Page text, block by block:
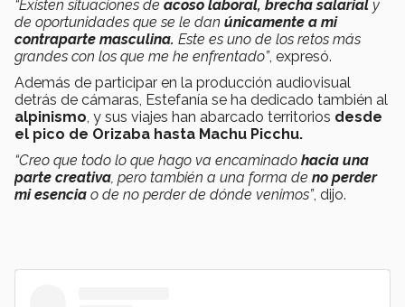
“Existen situaciones de acoso laboral, brecha salarial y
de oportunidades que se le dan únicamente a mi
contraparte masculina. Este es uno de los retos más
grandes con los que me he enfrentado”, expresó.
Además de participar en la producción audiovisual
detrás de cámaras, Estefanía se ha dedicado también al
alpinismo, y sus viajes han abarcado territorios desde
el pico de Orizaba hasta Machu Picchu.
“Creo que todo lo que hago va encaminado hacia una
parte creativa, pero también a una forma de no perder
mi esencia o de no perder de dónde venimos”, dijo.